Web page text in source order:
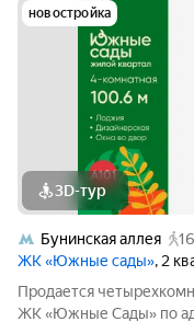
новостройка
3D-тур
Бунинская аллея
ЖК «Южные сады», 2
Продается
ЖК «Южные Сады» по